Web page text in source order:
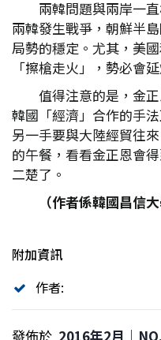
兩韓問題與兩岸一
兩韓發生戰爭，朝鮮半
局勢的穩定。尤其，美
「擦槍走火」，勢必會
值得注意的是，金
韓國「經濟」合作的手
另一手要與大陸經貿往
的午餐，看看金正恩會
二楚了。
（作者係韓國昌信
附加資訊
作者:
發佈於 2016年2月｜